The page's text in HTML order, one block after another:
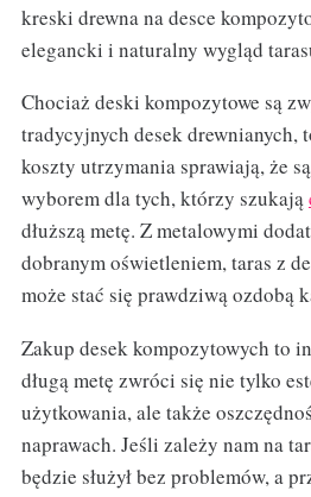
kreski drewna na desce
elegancki i naturalny wygląd
Chociaż deski kompozytowe są
tradycyjnych desek drewnianych,
koszty utrzymania sprawiają, że
wyborem dla tych, którzy szukają
dłuższą metę. Z metalowymi
dobranym oświetleniem, taras z
może stać się prawdziwą ozdobą
Zakup desek kompozytowych to
długą metę zwróci się nie tylko
użytkowania, ale także
naprawach. Jeśli zależy nam na
będzie służył bez problemów, a